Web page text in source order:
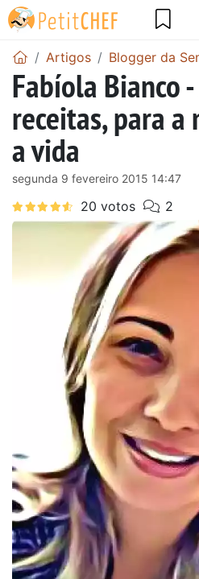
Artigos Blogger da
Fabíola Bianco
receitas, para a
a vida
segunda 9 fevereiro 2015 14:47